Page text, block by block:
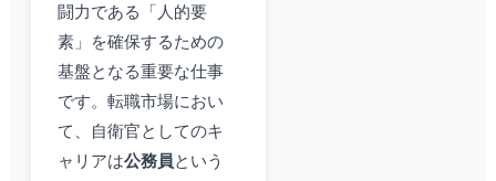
闘力である「人的要
素」を確保するための
基盤となる重要な仕事
です。転職市場におい
て、自衛官としてのキ
ャリアは公務員という